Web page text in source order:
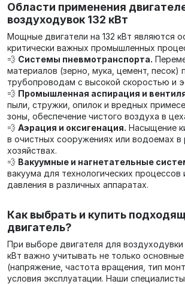
Области применения
воздуходувок 132 кВт
Мощные двигатели на 132 кВт являются
критически важных промышленных
💨 Системы пневмотранспорта.
материалов (зерно, мука, цемент, песок)
трубопроводам с высокой скоростью и
💨 Промышленная аспирация и
пыли, стружки, опилок и вредных
зоны, обеспечение чистого воздуха в
💨 Аэрация и оксигенация. Насыщение
в очистных сооружениях или водоемах в
хозяйствах.
💨 Вакуумные и нагнетательные
вакуума для технологических процессов
давления в различных аппаратах.
Как выбрать и купить
двигатель?
При выборе двигателя для
кВт важно учитывать не только
(напряжение, частота вращения, тип
условия эксплуатации. Наши